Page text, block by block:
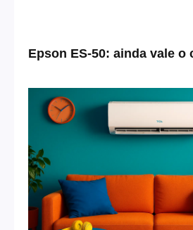
Epson ES-50: ainda vale o